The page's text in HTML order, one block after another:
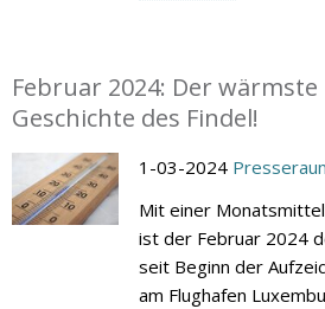
Februar 2024: Der
Geschichte des Findel!
1-03-2024
Mit einer
ist der Februar 2024
seit Beginn der
am Flughafen